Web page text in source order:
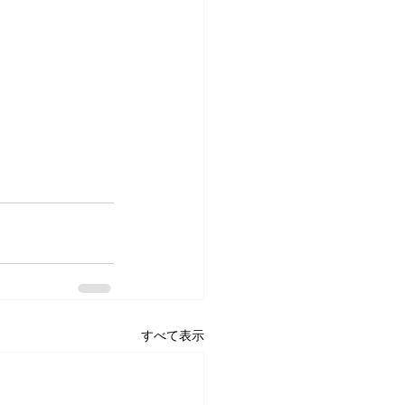
すべて表示